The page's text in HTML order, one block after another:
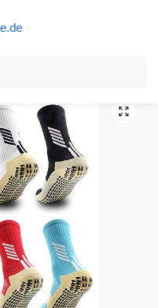
Sohle Damen & Herren Socken Anti Rutsch Sportsocken Grip Fußballsocken Tape Fussball Socken (Schwarz Weiß Rot Gelb Blau Grün)